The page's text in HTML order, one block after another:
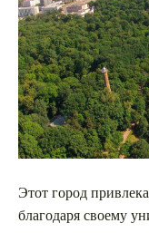
Этот город
благодаря своему